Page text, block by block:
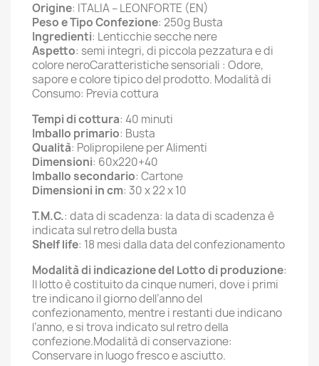
Origine: ITALIA – LEONFORTE (EN)
Peso e Tipo Confezione: 250g Busta
Ingredienti: Lenticchie secche nere
Aspetto: semi integri, di piccola pezzatura e di
colore neroCaratteristiche sensoriali : Odore,
sapore e colore tipico del prodotto. Modalità di
Consumo: Previa cottura
Tempi di cottura: 40 minuti
Imballo primario: Busta
Qualità: Polipropilene per Alimenti
Dimensioni: 60x220+40
Imballo secondario: Cartone
Dimensioni in cm: 30 x 22 x 10
T.M.C.: data di scadenza: la data di scadenza è
indicata sul retro della busta
Shelf life: 18 mesi dalla data del confezionamento
Modalità di indicazione del Lotto di produzione:
Il lotto è costituito da cinque numeri, dove i primi
tre indicano il giorno dell’anno del
confezionamento, mentre i restanti due indicano
l’anno, e si trova indicato sul retro della
confezione.Modalità di conservazione:
Conservare in luogo fresco e asciutto.